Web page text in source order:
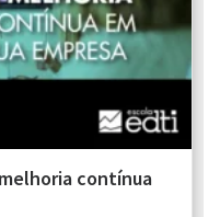
contínua